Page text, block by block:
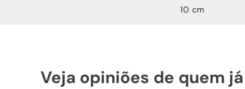
10 cm
Veja opiniões de quem